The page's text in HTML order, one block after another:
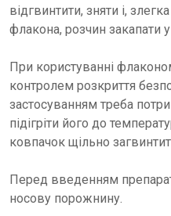
відгвинтити, зняти і,
флакона, розчин закапати у
При користуванні
контролем розкриття
застосуванням треба
підігріти його до
ковпачок щільно
Перед введенням
носову порожнину.